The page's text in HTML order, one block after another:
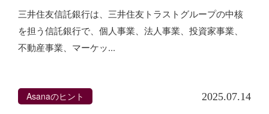
三井住友信託銀行は、三井住友トラストグループの中核
を担う信託銀行で、個人事業、法人事業、投資家事業、
不動産事業、マーケッ...
Asanaのヒント 2025.07.14